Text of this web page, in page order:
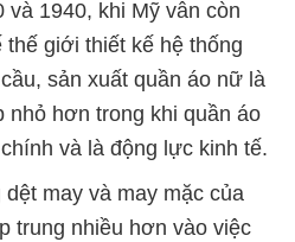
và 1940, khi Mỹ vẫn còn
giới thiết kế hệ thống
sản xuất quần áo nữ là
nhỏ hơn trong khi quần áo
và là động lực kinh tế.
may và may mặc của
trung nhiều hơn vào việc